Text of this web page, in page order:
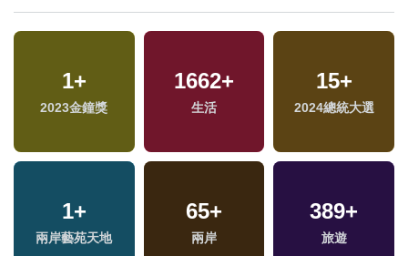
1+
2023金鐘獎
1662+
生活
15+
2024總統大選
1+
兩岸藝苑天地
65+
兩岸
389+
旅遊